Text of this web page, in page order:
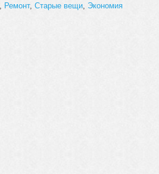
Ремонт, Старые вещи Экономия